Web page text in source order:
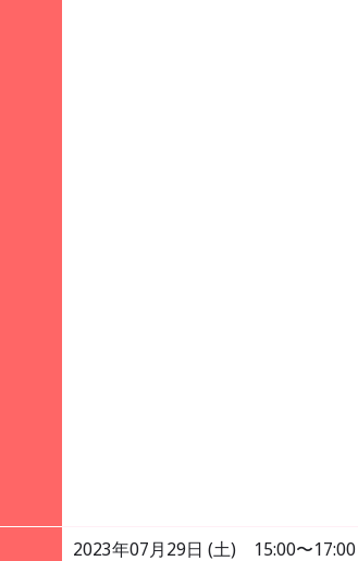
2023年07月29日 (土) 15:00〜17:00